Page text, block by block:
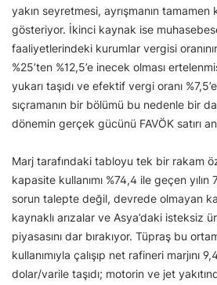
yakın seyretmesi, ayrışmanın tamamen
gösteriyor. İkinci kaynak ise
faaliyetlerindeki kurumlar vergisi
%25’ten %12,5’e inecek olması
yukarı taşıdı ve efektif vergi oranı
sıçramanın bir bölümü bu nedenle bir
dönemin gerçek gücünü FAVÖK satırı
Marj tarafındaki tabloyu tek bir rakam
kapasite kullanımı %74,4 ile geçen yılın
sorun talepte değil, devrede olmayan
kaynaklı arızalar ve Asya’daki isteksiz
piyasasını dar bırakıyor. Tüpraş bu
kullanımıyla çalışıp net rafineri marjını
dolar/varile taşıdı; motorin ve jet